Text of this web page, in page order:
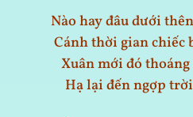
Nào hay đâu dưới
Cánh thời gian chiếc
Xuân mới đó
Hạ lại đến ngợp